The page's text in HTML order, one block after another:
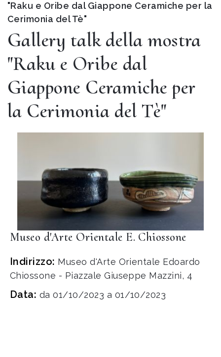
"Raku e Oribe dal Giappone Ceramiche per la
Cerimonia del Tè"
Gallery talk della mostra
"Raku e Oribe dal
Giappone Ceramiche per
la Cerimonia del Tè"
Museo d'Arte Orientale E. Chiossone
Indirizzo: Museo d'Arte Orientale Edoardo
Chiossone - Piazzale Giuseppe Mazzini, 4
Data: da 01/10/2023 a 01/10/2023